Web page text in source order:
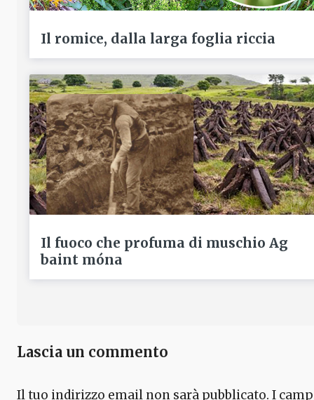
Il romice, dalla larga foglia riccia
Il fuoco che profuma di muschio Ag
baint móna
Lascia un commento
Il tuo indirizzo email non sarà pubblicato. I